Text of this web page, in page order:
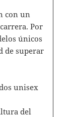
con un
Por
únicos
de superar
unisex
del